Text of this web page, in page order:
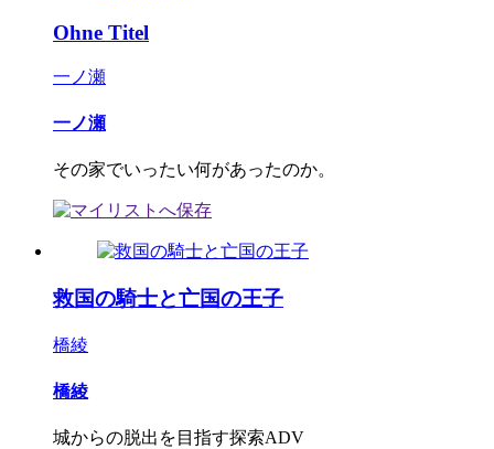
Ohne Titel
一ノ瀬
一ノ瀬
その家でいったい何があったのか。
救国の騎士と亡国の王子
橋綾
橋綾
城からの脱出を目指す探索ADV